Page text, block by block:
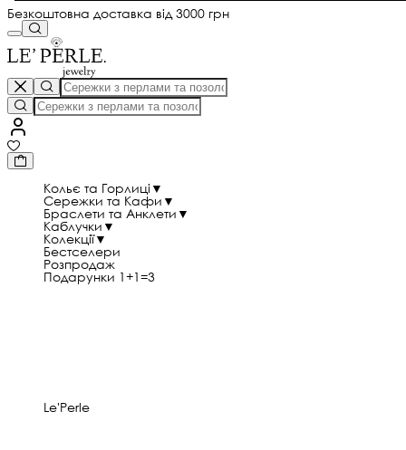
Безкоштовна доставка від 3000 грн
Кольє та Горлиці ▼
Сережки та Кафи ▼
Браслети та Анклети ▼
Каблучки ▼
Колекції▼
Бестселери
Розпродаж
Подарунки 1+1=3
Le'Perle